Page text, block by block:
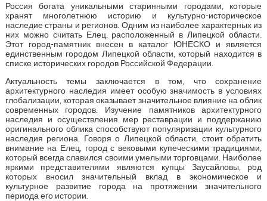
Россия богата уникальными старинными городами, которые
хранят многолетнюю историю и культурно-историческое
наследие страны и регионов. Одним из наиболее характерных из
них можно считать Елец, расположенный в Липецкой области.
Этот город-памятник внесен в каталог ЮНЕСКО и является
единственным городом Липецкой области, который находится в
списке исторических городов Российской Федерации.
Актуальность темы заключается в том, что сохранение
архитектурного наследия имеет особую значимость в условиях
глобализации, которая оказывает значительное влияние на облик
современных городов. Изучение памятников архитектурного
наследия и осуществления мер реставрации и поддержанию
оригинального облика способствуют популяризации культурного
наследия региона. Говоря о Липецкой области, стоит обратить
внимание на Елец, город с вековыми купеческими традициями,
который всегда славился своими умелыми торговцами. Наиболее
яркими представителями являются купцы Заусайловы, род
которых вносил значительный вклад в экономическое и
культурное развитие города на протяжении значительного
периода его истории.